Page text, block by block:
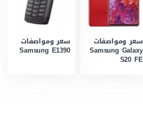
سعر ومواصفات
Samsung Galaxy
S20 FE
سعر ومواصفات
Samsung E1390